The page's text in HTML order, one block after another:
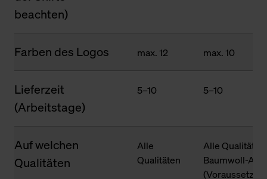
beachten)
Farben des Logos max. 12 max. 10
Lieferzeit
(Arbeitstage)
5–10 5–10
Auf welchen
Qualitäten
Alle
Qualitäten
Alle
Baumwoll-